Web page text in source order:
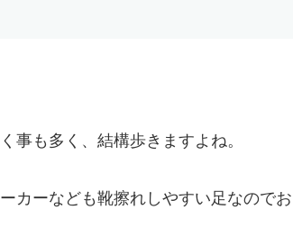
事も多く、結構歩きますよね。
カーなども靴擦れしやすい足なのでお